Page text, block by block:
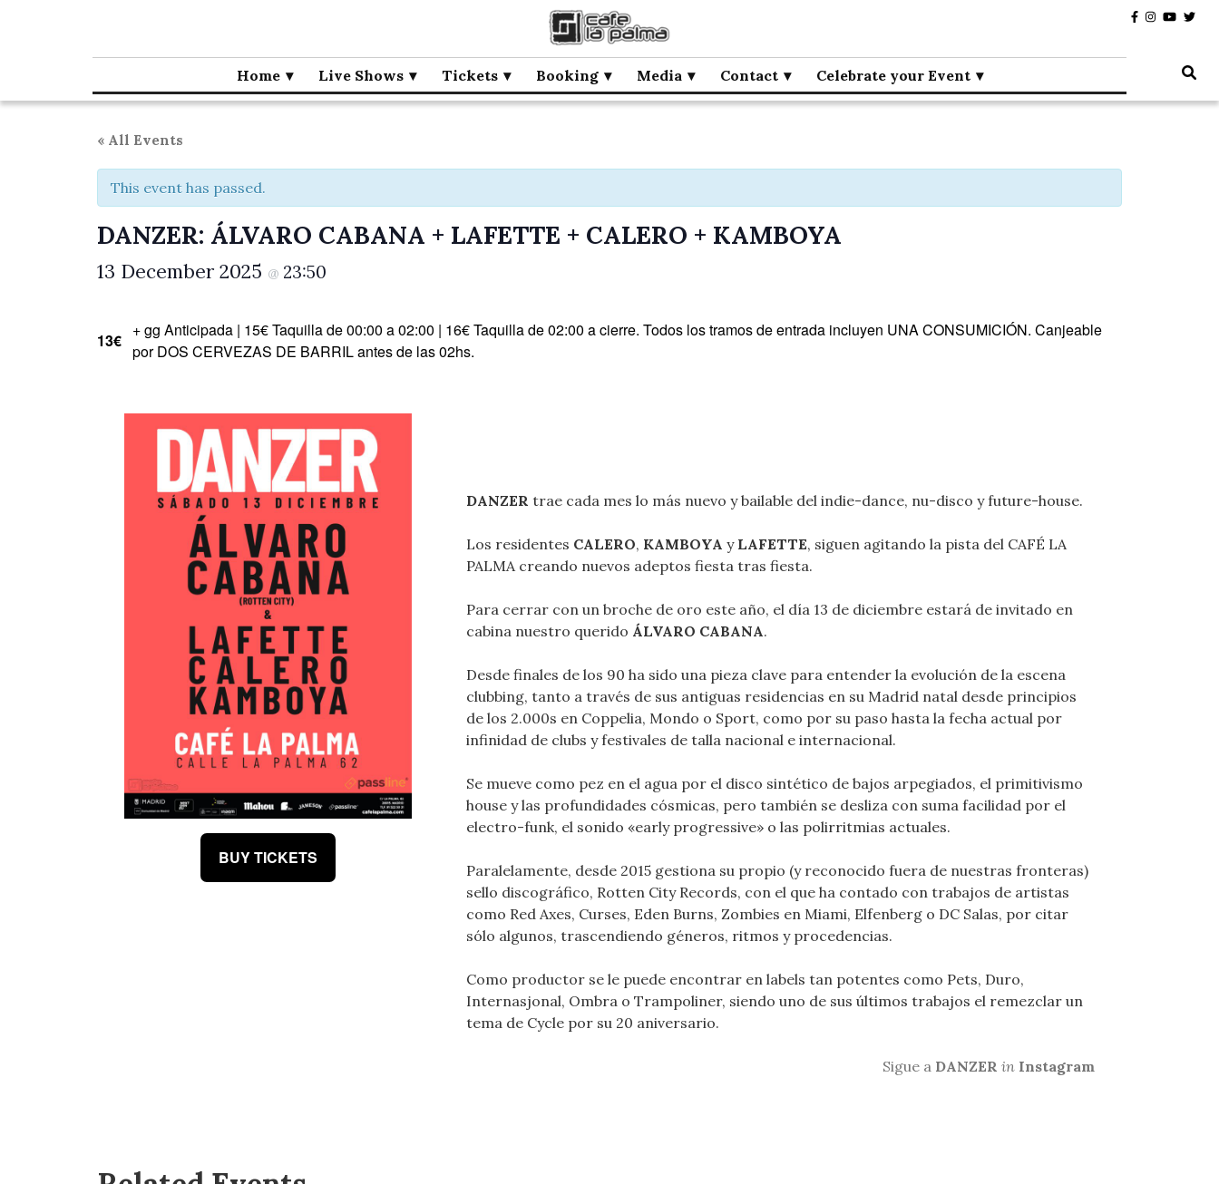
Café la Palma
Programming live music in Madrid since 1995.
Home Live Shows Tickets Booking Media Contact Celebrate your Event
« All Events
This event has passed.
DANZER: ÁLVARO CABANA + LAFETTE + CALERO + KAMBOYA
13 December 2025 @ 23:50
13€
+ gg Anticipada | 15€ Taquilla de 00:00 a 02:00 | 16€ Taquilla de 02:00 a cierre. Todos los tramos de entrada incluyen UNA CONSUMICIÓN. Canjeable
por DOS CERVEZAS DE BARRIL antes de las 02hs.
BUY TICKETS
DANZER trae cada mes lo más nuevo y bailable del indie-dance, nu-disco y future-house.
Los residentes CALERO, KAMBOYA y LAFETTE, siguen agitando la pista del CAFÉ LA
PALMA creando nuevos adeptos fiesta tras fiesta.
Para cerrar con un broche de oro este año, el día 13 de diciembre estará de invitado en
cabina nuestro querido ÁLVARO CABANA.
Desde finales de los 90 ha sido una pieza clave para entender la evolución de la escena
clubbing, tanto a través de sus antiguas residencias en su Madrid natal desde principios
de los 2.000s en Coppelia, Mondo o Sport, como por su paso hasta la fecha actual por
infinidad de clubs y festivales de talla nacional e internacional.
Se mueve como pez en el agua por el disco sintético de bajos arpegiados, el primitivismo
house y las profundidades cósmicas, pero también se desliza con suma facilidad por el
electro-funk, el sonido «early progressive» o las polirritmias actuales.
Paralelamente, desde 2015 gestiona su propio (y reconocido fuera de nuestras fronteras)
sello discográfico, Rotten City Records, con el que ha contado con trabajos de artistas
como Red Axes, Curses, Eden Burns, Zombies en Miami, Elfenberg o DC Salas, por citar
sólo algunos, trascendiendo géneros, ritmos y procedencias.
Como productor se le puede encontrar en labels tan potentes como Pets, Duro,
Internasjonal, Ombra o Trampoliner, siendo uno de sus últimos trabajos el remezclar un
tema de Cycle por su 20 aniversario.
Sigue a DANZER in Instagram